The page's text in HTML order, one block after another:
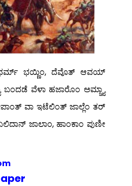
ಧರ್ಮ್ ಭಯ್ಣಿಂ, ದೆವೊತ್ ಆವಯ್
ಬಂದಡೆ ವೆಳಾ ಹಜಾರೊಂ ಅಮ್ಚ್ಯಾ
ವಾ ಇಟೆಲಿಂತ್ ಜಾಲ್ಲೆಂ ತರ್
ಜಾಲಾಂ, ಹಾಂಕಾಂ ಪುಣೀ